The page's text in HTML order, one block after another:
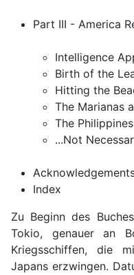
Part III - America
Intelligence
Birth of the
Hitting the
The Marianas
The
...Not
Index
Zu Beginn des
Tokio, genauer an
Kriegsschiffen, die
Japans erzwingen.